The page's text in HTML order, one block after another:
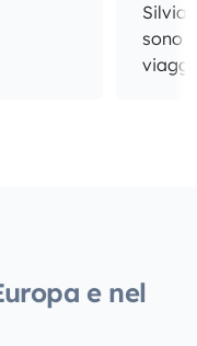
sono i
e nel